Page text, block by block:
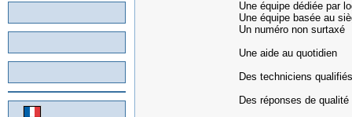
Une équipe dédiée par
Une équipe basée au siège
Un numéro non surtaxé
Une aide au quotidien
Des techniciens qualifiés à
Des réponses de qualité